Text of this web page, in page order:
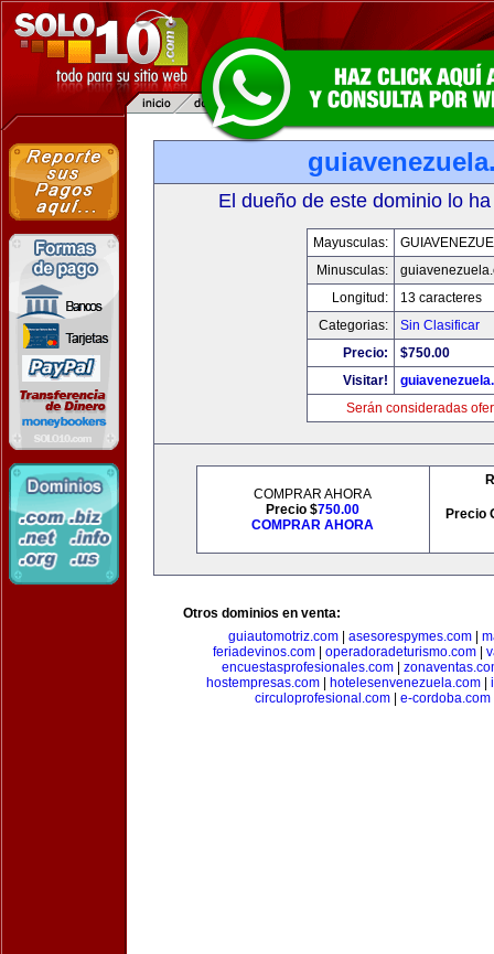
El dueño de este dominio lo
Mayusculas:
Minusculas:
Longitud:
13 caracteres
Categorias:
Sin Clasificar
Precio:
$750.00
Visitar!
Serán consideradas
COMPRAR AHORA
Precio $750.00
COMPRAR AHORA
Precio
Otros dominios en venta:
guiautomotriz.com
asesorespymes.com
feriadevinos.com
operadoradeturismo.com
encuestasprofesionales.com
hostempresas.com
hotelesenvenezuela.com
circuloprofesional.com| e-cordoba.com